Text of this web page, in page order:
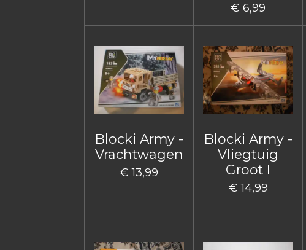
€ 6,99
Blocki Army -
Vrachtwagen
€ 13,99
Blocki Army -
Vliegtuig
Groot I
€ 14,99